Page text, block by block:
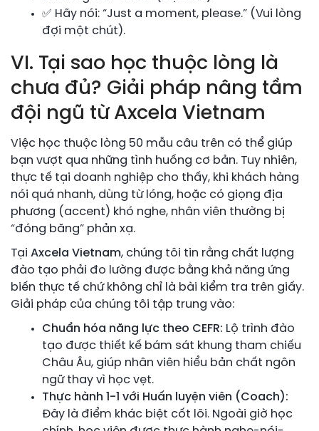
✅ Hãy nói: “Just a moment, please.” (Vui lòng
đợi một chút).
VI. Tại sao học thuộc lòng là
chưa đủ? Giải pháp nâng tầm
đội ngũ từ Axcela Vietnam
Việc học thuộc lòng 50 mẫu câu trên có thể giúp
bạn vượt qua những tình huống cơ bản. Tuy nhiên,
thực tế tại doanh nghiệp cho thấy, khi khách hàng
nói quá nhanh, dùng từ lóng, hoặc có giọng địa
phương (accent) khó nghe, nhân viên thường bị
“đóng băng” phản xạ.
Tại Axcela Vietnam, chúng tôi tin rằng chất lượng
đào tạo phải đo lường được bằng khả năng ứng
biến thực tế chứ không chỉ là bài kiểm tra trên giấy.
Giải pháp của chúng tôi tập trung vào:
Chuẩn hóa năng lực theo CEFR: Lộ trình đào
tạo được thiết kế bám sát khung tham chiếu
Châu Âu, giúp nhân viên hiểu bản chất ngôn
ngữ thay vì học vẹt.
Thực hành 1-1 với Huấn luyện viên (Coach):
Đây là điểm khác biệt cốt lõi. Ngoài giờ học